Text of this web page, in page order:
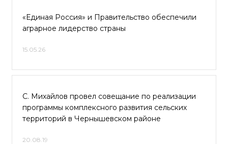
«Единая Россия» и Правительство обеспечили
аграрное лидерство страны
15.05.26
С. Михайлов провел совещание по реализации
программы комплексного развития сельских
территорий в Чернышевском районе
20.08.19